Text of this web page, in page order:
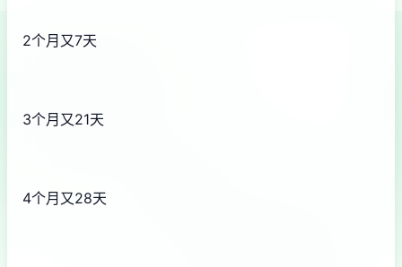
2个月又7天
3个月又21天
4个月又28天